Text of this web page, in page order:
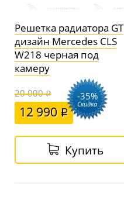
Решетка радиатора GT
дизайн Mercedes CLS
W218 черная под
камеру
20 000
12 990
-35%
Скидка
Купить